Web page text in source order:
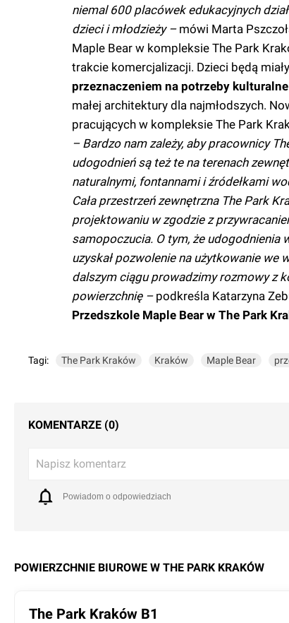
niemal 600 placówek edukacyjnych
dzieci i młodzieży –mówi Marta
Maple Bear w kompleksie The Park
trakcie komercjalizacji. Dzieci będą
przeznaczeniem na potrzeby
małej architektury dla najmłodszych.
pracujących w kompleksie The Park
– Bardzo nam zależy, aby pracownicy
udogodnień są też te na terenach
naturalnymi, fontannami i źródełkami
Cała przestrzeń zewnętrzna The Park
projektowaniu w zgodzie z
samopoczucia. O tym, że udogodnienia
uzyskał pozwolenie na użytkowanie we
dalszym ciągu prowadzimy rozmowy z
powierzchnię –podkreśla Katarzyna
Przedszkole Maple Bear w The Park
Tagi: The Park Kraków Kraków Maple Bear
KOMENTARZE (0)
Napisz komentarz
Powiadom o odpowiedziach
POWIERZCHNIE BIUROWE W THE PARK KRAKÓW
The Park Kraków B1